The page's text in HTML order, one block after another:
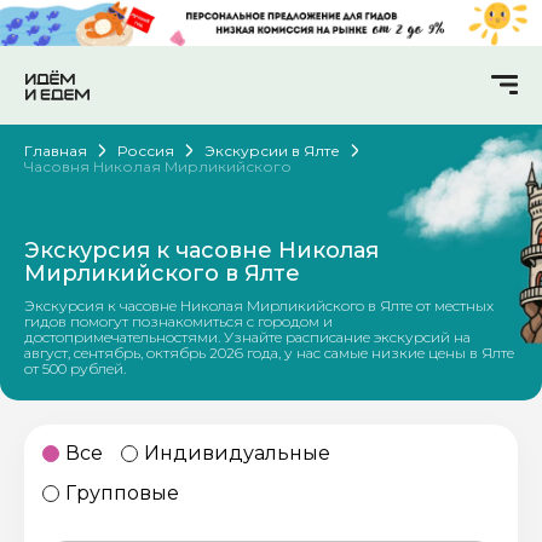
Главная Россия
Экскурсии в Ялте
Часовня Николая Мирликийского
Экскурсия к часовне Николая
Мирликийского в Ялте
Экскурсия к часовне Николая Мирликийского в Ялте от местных
гидов помогут познакомиться с городом и
достопримечательностями. Узнайте расписание экскурсий на
август, сентябрь, октябрь 2026 года, у нас самые низкие цены в Ялте
от 500 рублей.
Все
Индивидуальные
Групповые